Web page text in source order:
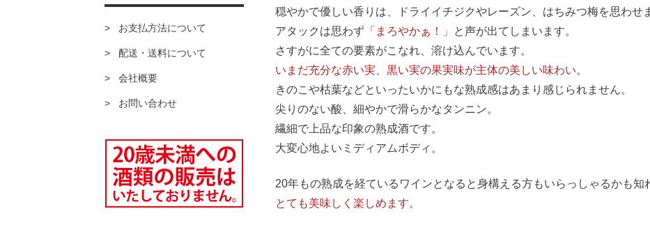
お支払方法について
配送・送料について
会社概要
お問い合わせ
穏やかで優しい香りは、ドライイチジクやレーズン、はちみつ梅を思わせ
アタックは思わず「まろやかぁ！」
と声が出てしまいます。
さすがに全ての要素がこなれ、溶け込んでいます。
いまだ充分な赤い実、黒い実の果実味が主体の美しい味わい。
きのこや枯葉などといったいかにもな熟成感はあまり感じられません。
尖りのない酸、細やかで滑らかなタンニン。
繊細で上品な印象の熟成酒です。
大変心地よいミディアムボディ。
20年もの熟成を経ているワインとなると身構える方もいらっしゃるかも知
とても美味しく楽しめます。